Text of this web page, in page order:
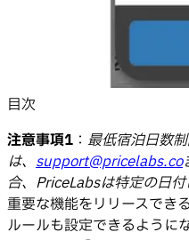
目次
注意事項1 ： 最低宿泊日数
は、 support@pricelabs.co
合、PriceLabsは特定の日
重要な機能をリリースでき
ルールも設定できるように